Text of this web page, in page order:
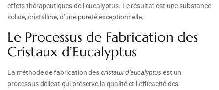
effets thérapeutiques de l’eucalyptus. Le résultat est une substance
solide, cristalline, d’une pureté exceptionnelle.
Le Processus de Fabrication des
Cristaux d’Eucalyptus
La méthode de fabrication descristaux d’eucalyptusest un
processus délicat qui préserve la qualité et l’efficacité des